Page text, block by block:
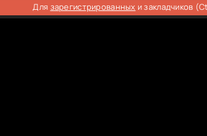
Для зарегистрированных и закладчиков